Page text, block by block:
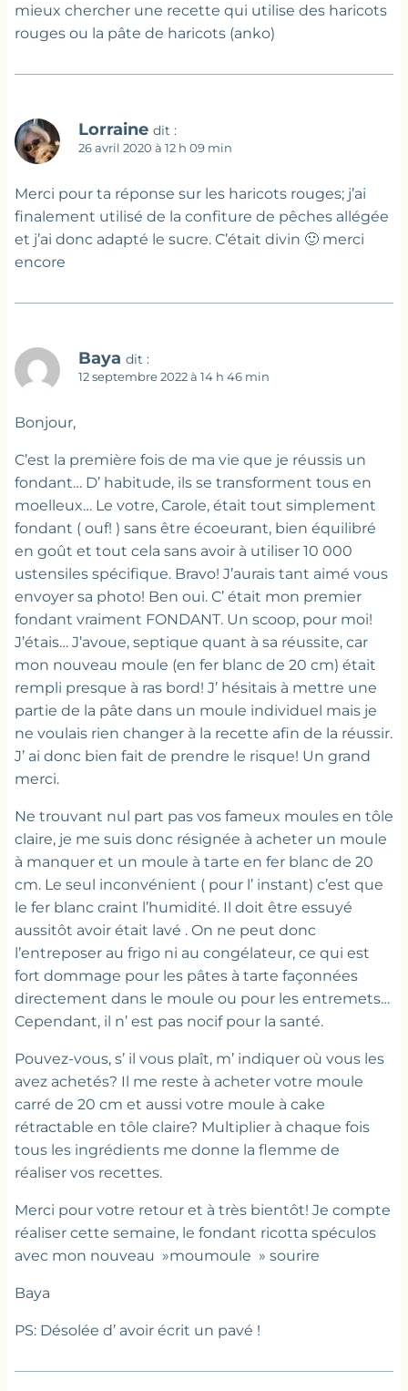
mieux chercher une recette qui utilise des haricots
rouges ou la pâte de haricots (anko)
Lorraine dit :
26 avril 2020 à 12 h 09 min
Merci pour ta réponse sur les haricots rouges; j’ai
finalement utilisé de la confiture de pêches allégée
et j’ai donc adapté le sucre. C’était divin 🙂 merci
encore
Baya dit :
12 septembre 2022 à 14 h 46 min
Bonjour,
C’est la première fois de ma vie que je réussis un
fondant… D’ habitude, ils se transforment tous en
moelleux… Le votre, Carole, était tout simplement
fondant ( ouf! ) sans être écoeurant, bien équilibré
en goût et tout cela sans avoir à utiliser 10 000
ustensiles spécifique. Bravo! J’aurais tant aimé vous
envoyer sa photo! Ben oui. C’ était mon premier
fondant vraiment FONDANT. Un scoop, pour moi!
J’étais… J’avoue, septique quant à sa réussite, car
mon nouveau moule (en fer blanc de 20 cm) était
rempli presque à ras bord! J’ hésitais à mettre une
partie de la pâte dans un moule individuel mais je
ne voulais rien changer à la recette afin de la réussir.
J’ ai donc bien fait de prendre le risque! Un grand
merci.
Ne trouvant nul part pas vos fameux moules en tôle
claire, je me suis donc résignée à acheter un moule
à manquer et un moule à tarte en fer blanc de 20
cm. Le seul inconvénient ( pour l’ instant) c’est que
le fer blanc craint l’humidité. Il doit être essuyé
aussitôt avoir était lavé . On ne peut donc
l’entreposer au frigo ni au congélateur, ce qui est
fort dommage pour les pâtes à tarte façonnées
directement dans le moule ou pour les entremets…
Cependant, il n’ est pas nocif pour la santé.
Pouvez-vous, s’ il vous plaît, m’ indiquer où vous les
avez achetés? Il me reste à acheter votre moule
carré de 20 cm et aussi votre moule à cake
rétractable en tôle claire? Multiplier à chaque fois
tous les ingrédients me donne la flemme de
réaliser vos recettes.
Merci pour votre retour et à très bientôt! Je compte
réaliser cette semaine, le fondant ricotta spéculos
avec mon nouveau »moumoule » sourire
Baya
PS: Désolée d’ avoir écrit un pavé !